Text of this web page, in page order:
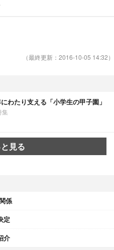
（最終更新：2016-10-05 14:32）
わたり支える「小学生の甲子園」
集
見る
係
定
介